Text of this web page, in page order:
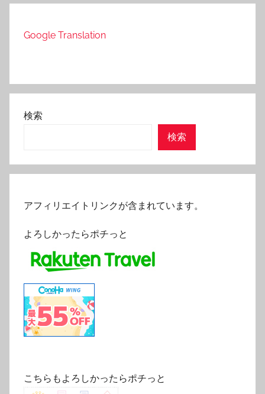
Google Translation
検索
検索
アフィリエイトリンクが含まれています。
よろしかったらポチっと
こちらもよろしかったらポチっと